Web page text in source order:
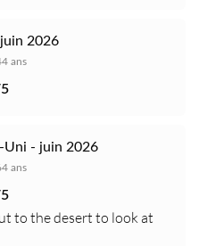
2026
ans
Uni - juin 2026
ans
to the desert to look at